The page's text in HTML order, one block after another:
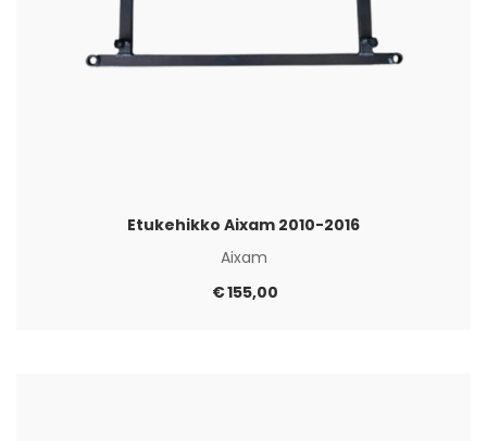
Etukehikko Aixam 2010-2016
Aixam
€155,00